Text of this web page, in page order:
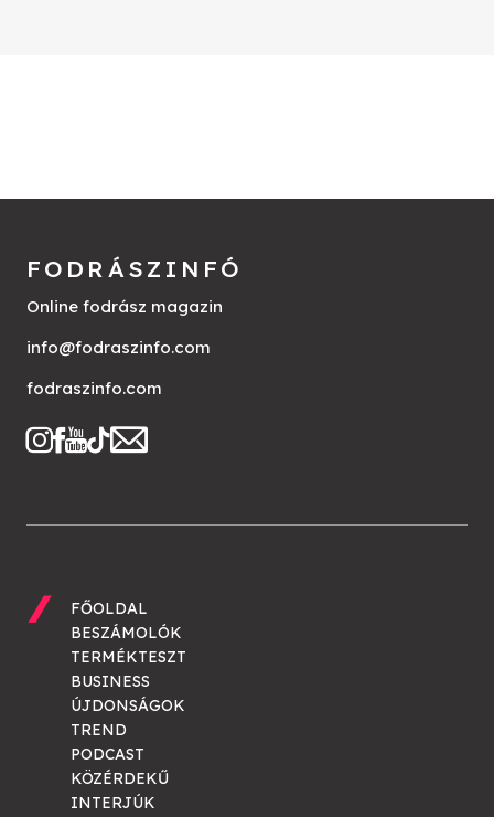
FODRÁSZINFÓ
Online fodrász magazin
info@fodraszinfo.com
fodraszinfo.com
FŐOLDAL
BESZÁMOLÓK
TERMÉKTESZT
BUSINESS
ÚJDONSÁGOK
TREND
PODCAST
KÖZÉRDEKŰ
INTERJÚK